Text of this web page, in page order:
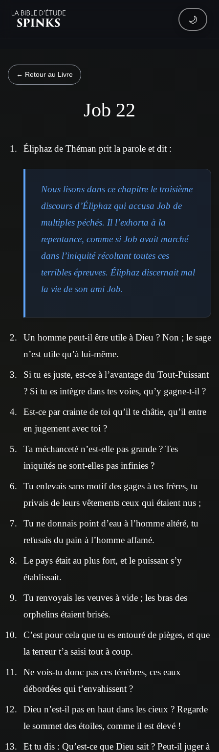
🌙
← Retour au Livre
Job 22
Éliphaz de Théman prit la parole et dit :
Nous lisons dans ce chapitre le troisième
discours d’Éliphaz qui accusa Job de
multiples péchés. Il l’exhorta à la
repentance, comme si Job avait marché
dans l’iniquité récoltant toutes ces
terribles épreuves. Éliphaz discernait mal
la vie de son ami Job.
Un homme peut-il être utile à Dieu ? Non ; le sage
n’est utile qu’à lui-même.
Si tu es juste, est-ce à l’avantage du Tout-Puissant
? Si tu es intègre dans tes voies, qu’y gagne-t-il ?
Est-ce par crainte de toi qu’il te châtie, qu’il entre
en jugement avec toi ?
Ta méchanceté n’est-elle pas grande ? Tes
iniquités ne sont-elles pas infinies ?
Tu enlevais sans motif des gages à tes frères, tu
privais de leurs vêtements ceux qui étaient nus ;
Tu ne donnais point d’eau à l’homme altéré, tu
refusais du pain à l’homme affamé.
Le pays était au plus fort, et le puissant s’y
établissait.
Tu renvoyais les veuves à vide ; les bras des
orphelins étaient brisés.
C’est pour cela que tu es entouré de pièges, et que
la terreur t’a saisi tout à coup.
Ne vois-tu donc pas ces ténèbres, ces eaux
débordées qui t’envahissent ?
Dieu n’est-il pas en haut dans les cieux ? Regarde
le sommet des étoiles, comme il est élevé !
Et tu dis : Qu’est-ce que Dieu sait ? Peut-il juger à